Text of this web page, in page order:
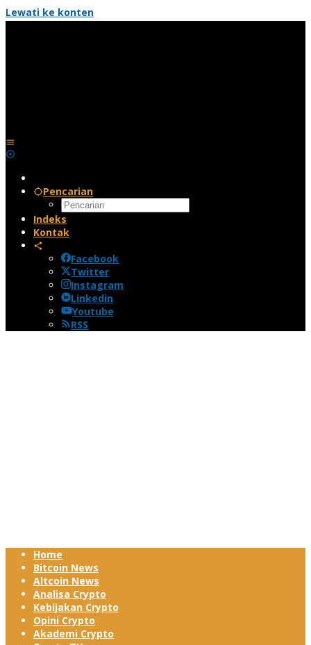
Lewati ke konten
Pencarian
Indeks
Kontak
Facebook
Twitter
Instagram
Linkedin
Youtube
RSS
Home
Bitcoin News
Altcoin News
Analisa Crypto
Kebijakan Crypto
Opini Crypto
Akademi Crypto